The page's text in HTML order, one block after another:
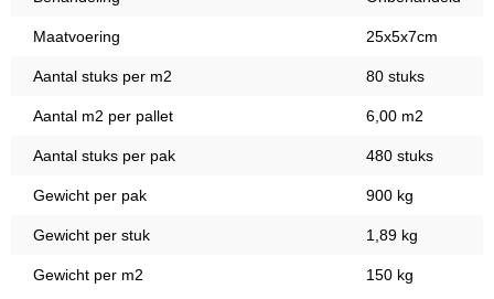
Maatvoering 25x5x7cm
Aantal stuks per m2 80 stuks
Aantal m2 per pallet 6,00 m2
Aantal stuks per pak 480 stuks
Gewicht per pak 900 kg
Gewicht per stuk 1,89 kg
Gewicht per m2 150 kg